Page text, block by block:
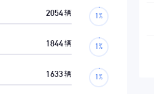
2054辆
1844辆
1633 辆